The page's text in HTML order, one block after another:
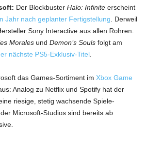
Der Blockbuster Halo: Infinite erscheint
Jahr nach geplanter Fertigstellung . Derweil
Sony Interactive aus allen Rohren:
Morales und Demon’s Souls folgt am
nächste PS5-Exklusiv-Titel
das Games-Sortiment im Xbox Game
Analog zu Netflix und Spotify hat der
riesige, stetig wachsende Spiele-
Microsoft-Studios sind bereits ab